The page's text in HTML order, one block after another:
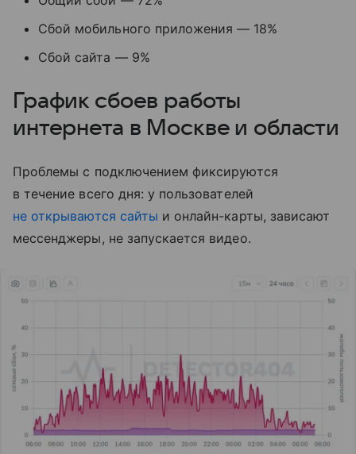
Сбой мобильного приложения — 18%
Сбой сайта — 9%
График сбоев работы
интернета в Москве и области
Проблемы с подключением фиксируются
в течение всего дня: у пользователей
не открываются сайты и онлайн-карты, зависают
мессенджеры, не запускается видео.